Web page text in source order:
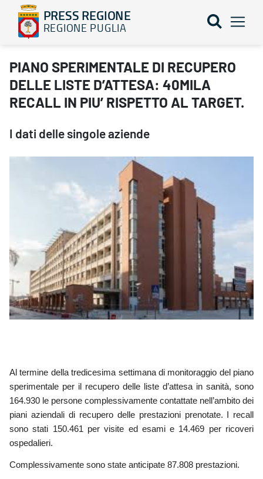
PRESS REGIONE
REGIONE PUGLIA
PIANO SPERIMENTALE DI RECUPERO DELLE LISTE D’ATTESA:
PIANO SPERIMENTALE DI RECUPERO
DELLE LISTE D’ATTESA: 40MILA
RECALL IN PIU’ RISPETTO AL TARGET.
I dati delle singole aziende
Al termine della tredicesima settimana di monitoraggio del piano
sperimentale per il recupero delle liste d’attesa in sanità, sono
164.930 le persone complessivamente contattate nell’ambito dei
piani aziendali di recupero delle prestazioni prenotate.
I recall
sono stati 150.461 per visite ed esami e 14.469 per ricoveri
ospedalieri.
Complessivamente sono state anticipate 87.808 prestazioni.